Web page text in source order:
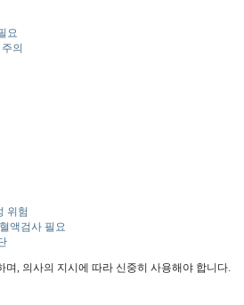
요
의
위험
액검사 필요
며, 의사의 지시에 따라 신중히 사용해야 합니다.